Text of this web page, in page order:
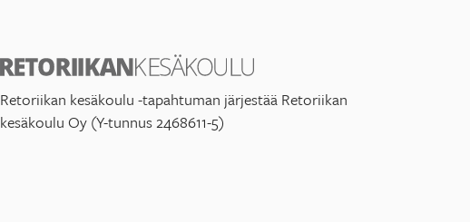
Retoriikan kesäkoulu -tapahtuman järjestää Retoriikan
kesäkoulu Oy (Y-tunnus 2468611-5)